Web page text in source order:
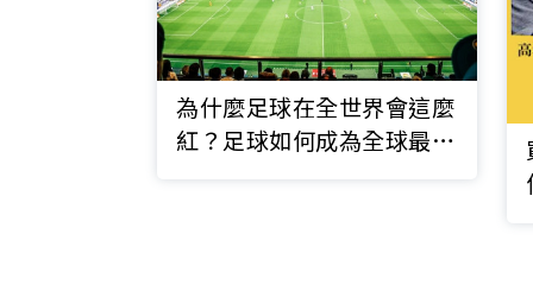
為什麼足球在全世界會這麼
紅？足球如何成為全球最受